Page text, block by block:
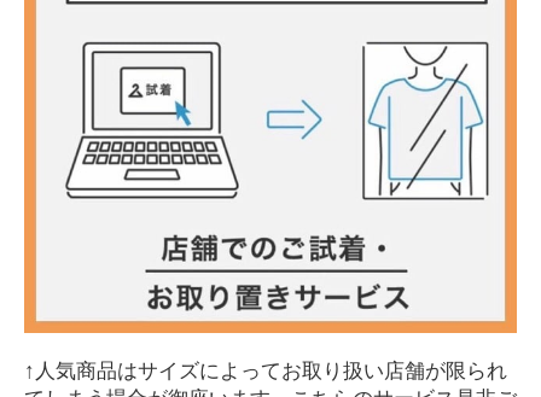
↑ 人気商品はサイズによってお取り扱い店舗が限られ